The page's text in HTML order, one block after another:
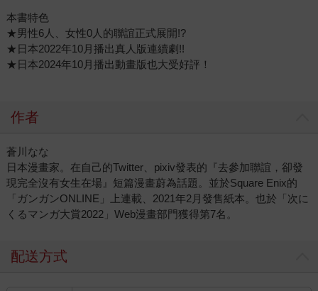
本書特色
★男性6人、女性0人的聯誼正式展開!?
★日本2022年10月播出真人版連續劇!!
★日本2024年10月播出動畫版也大受好評！
作者
蒼川なな
日本漫畫家。在自己的Twitter、pixiv發表的『去參加聯誼，卻發
現完全沒有女生在場』短篇漫畫蔚為話題。並於Square Enix的
「ガンガンONLINE」上連載、2021年2月發售紙本。也於「次に
くるマンガ大賞2022」Web漫畫部門獲得第7名。
配送方式